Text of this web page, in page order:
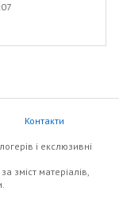
Контакти
i екслюзивнi
зміст матеріалів,